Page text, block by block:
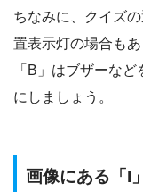
ちなみに、クイズ
置表示灯の場合も
「B」はブザーな
にしましょう。
画像にある「I